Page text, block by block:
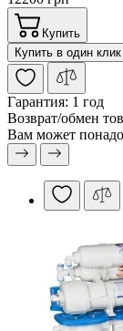
Купить
Купить в один клик
Гарантия: 1 год
Возврат/обмен
Вам может